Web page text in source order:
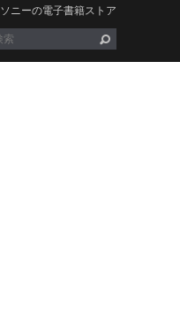
ソニーの電子書籍ストア